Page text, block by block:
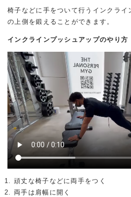
椅子などに手をついて行うインクライ
の上側を鍛えることができます。
インクラインプッシュアップのやり方
頑丈な椅子などに両手をつく
両手は肩幅に開く